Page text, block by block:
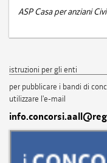
ASP Casa per anziani
istruzioni per gli enti
per pubblicare i bandi di
utilizzare l'e-mail